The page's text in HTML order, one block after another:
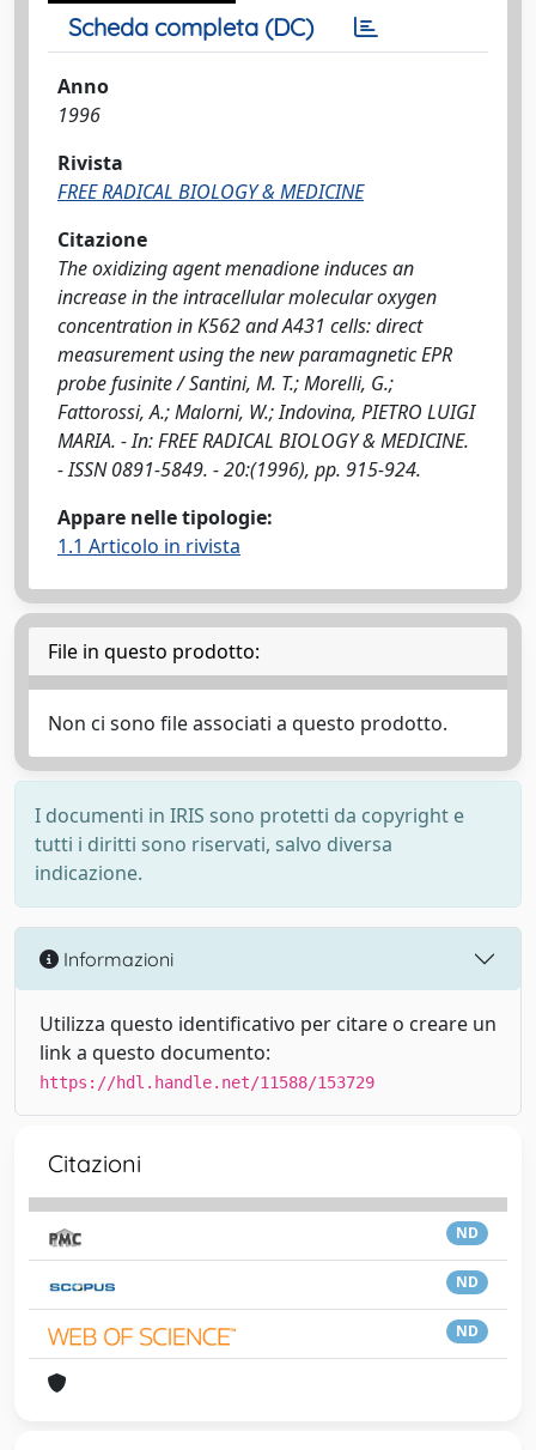
Scheda completa (DC)
Anno
1996
Rivista
FREE RADICAL BIOLOGY & MEDICINE
Citazione
The oxidizing agent menadione induces an
increase in the intracellular molecular oxygen
concentration in K562 and A431 cells: direct
measurement using the new paramagnetic EPR
probe fusinite / Santini, M. T.; Morelli, G.;
Fattorossi, A.; Malorni, W.; Indovina, PIETRO LUIGI
MARIA. - In: FREE RADICAL BIOLOGY & MEDICINE.
- ISSN 0891-5849. - 20:(1996), pp. 915-924.
Appare nelle tipologie:
1.1 Articolo in rivista
File in questo prodotto:
Non ci sono file associati a questo prodotto.
I documenti in IRIS sono protetti da copyright e
tutti i diritti sono riservati, salvo diversa
indicazione.
Informazioni
Utilizza questo identificativo per citare o creare un
link a questo documento:
https://hdl.handle.net/11588/153729
Citazioni
ND
ND
ND